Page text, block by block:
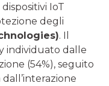
IoT
degli
. Il
individuato dalle
(54%), seguito
dall’interazione